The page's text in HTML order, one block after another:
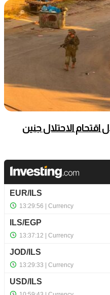
اقتحام الاحتلال جنين